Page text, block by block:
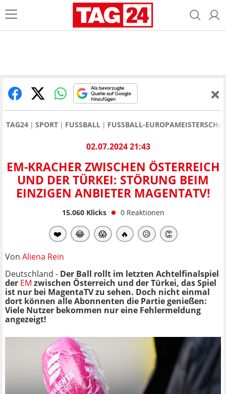
TAG24 SPORT FUSSBALL FUSSBALL-
02.07.2024 21:43
EM-KRACHER ZWISCHEN ÖSTERREICH
UND DER TÜRKEI: STÖRUNG BEIM
EINZIGEN ANBIETER MAGENTATV!
15.060Klicks 0 Reaktionen
❤️ 😂 😱 🔥 😥 👏
Von Aliena Rein
Deutschland - Der Ball rollt im letzten Achtelfinalspiel
der EM zwischen Österreich und der Türkei, das Spiel
ist nur bei MagentaTV zu sehen. Doch nicht einmal
dort können alle Abonnenten die Partie genießen:
Viele Nutzer bekommen nur eine Fehlermeldung
angezeigt!